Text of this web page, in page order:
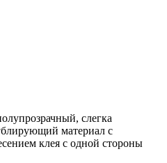
слегка
материал с
клея с одной стороны